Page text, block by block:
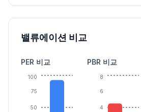
밸류에이션 비교
PER 비교
50
75
100
PBR 비교
4
6
8